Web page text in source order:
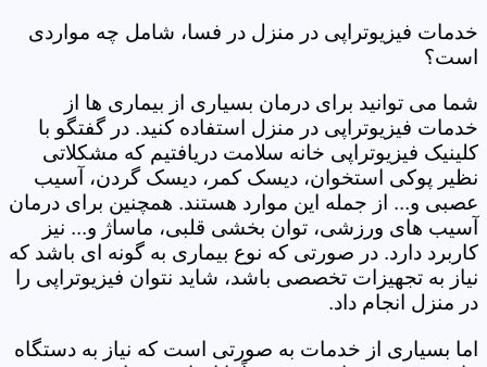
خدمات فیزیوتراپی در منزل در فسا، شامل چه مواردی
است؟
شما می توانید برای درمان بسیاری از بیماری ها از
خدمات فیزیوتراپی در منزل استفاده کنید. در گفتگو با
کلینیک فیزیوتراپی خانه سلامت دریافتیم که مشکلاتی
نظیر پوکی استخوان، دیسک کمر، دیسک گردن، آسیب
عصبی و... از جمله این موارد هستند. همچنین برای درمان
آسیب های ورزشی، توان بخشی قلبی، ماساژ و... نیز
کاربرد دارد. در صورتی که نوع بیماری به گونه ای باشد که
نیاز به تجهیزات تخصصی باشد، شاید نتوان فیزیوتراپی را
در منزل انجام داد.
اما بسیاری از خدمات به صورتی است که نیاز به دستگاه